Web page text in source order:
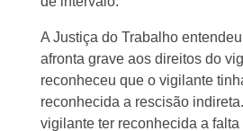
A Justiça do Trabalho
afronta grave aos direitos do
reconheceu que o vigilante
reconhecida a rescisão
vigilante ter reconhecida a falta